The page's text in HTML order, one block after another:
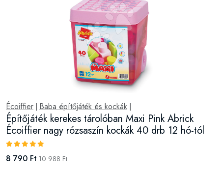
Écoiffier Baba építőjáték és kockák
Építőjáték kerekes tárolóban Maxi Pink Abrick
Écoiffier nagy rózsaszín kockák 40 drb 12 hó-tól
8 790 Ft 10 988 Ft